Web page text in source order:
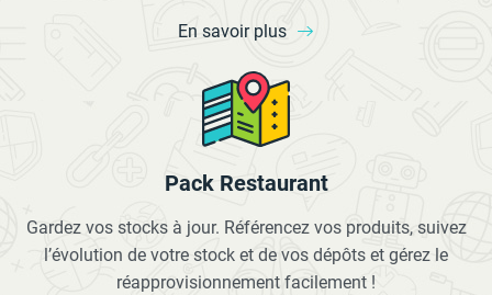
En savoir plus
Pack Restaurant
Gardez vos stocks à jour. Référencez vos produits, suivez
l’évolution de votre stock et de vos dépôts et gérez le
réapprovisionnement facilement !